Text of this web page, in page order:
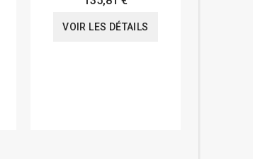
VOIR LES DÉTAILS